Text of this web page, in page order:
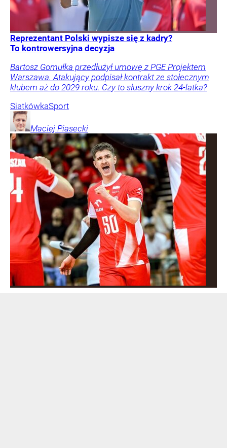
Reprezentant Polski wypisze się z kadry?
To kontrowersyjna decyzja
Bartosz Gomułka przedłużył umowę z PGE Projektem
Warszawa. Atakujący podpisał kontrakt ze stołecznym
klubem aż do 2029 roku. Czy to słuszny krok 24-latka?
SiatkówkaSport
Maciej Piasecki